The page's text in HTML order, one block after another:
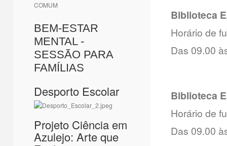
COMUM
BEM-ESTAR
MENTAL -
SESSÃO PARA
FAMÍLIAS
Desporto Escolar
Projeto Ciência em
Azulejo: Arte que
Biblioteca
Horário de
Das 09.00
Biblioteca
Horário de
Das 09.00